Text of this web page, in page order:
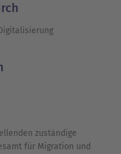
zuständige
für Migration und